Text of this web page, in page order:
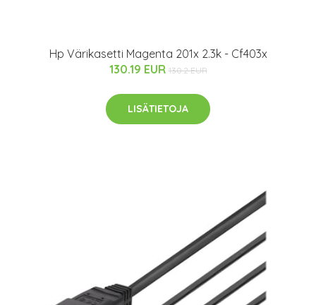
Hp Värikasetti Magenta 201x 2.3k - Cf403x
130.19 EUR 130.2 EUR
LISÄTIETOJA